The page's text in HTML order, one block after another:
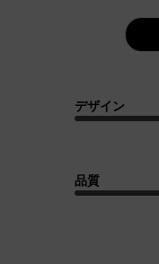
デザイン
品質